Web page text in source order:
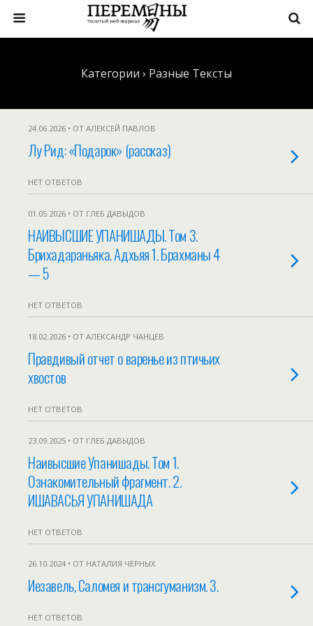
Категории › Разные Тексты
24.06.2026 • ОТ АЛЕКСЕЙ ПАВЛОВ
Лу Рид: «Подарок» (рассказ)
НЕТ ОТВЕТОВ
01.05.2026 • ОТ ГЛЕБ ДАВЫДОВ
НАИВЫСШИЕ УПАНИШАДЫ. Том 3.
Брихадараньяка. Адхьяя 1. Брахманы 4
— 5
НЕТ ОТВЕТОВ
18.02.2026 • ОТ АЛЕКСАНДР ЧАНЦЕВ
Правдивый отчет о варенье из птичьих
хвостов
НЕТ ОТВЕТОВ
23.09.2025 • ОТ ГЛЕБ ДАВЫДОВ
Наивысшие Упанишады. Том 1.
Ознакомительный фрагмент. 2.
ИШАВАСЬЯ УПАНИШАДА
НЕТ ОТВЕТОВ
26.10.2024 • ОТ НАТАЛИЯ ЧЕРНЫХ
Иезавель, Саломея и трансгуманизм. 3.
НЕТ ОТВЕТОВ